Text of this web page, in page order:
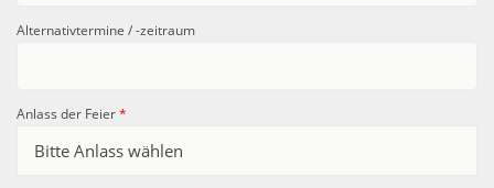
Alternativtermine / -zeitraum
Anlass der Feier*